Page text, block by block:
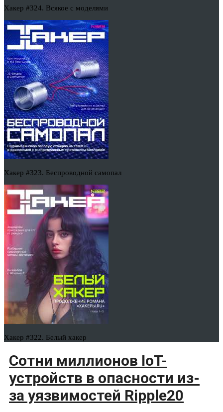
Хакер #324. Всякое с моделями
Хакер #323. Беспроводной самопал
Хакер #322. Белый хакер
Сотни миллионов IoT-
устройств в опасности из-
за уязвимостей Ripple20